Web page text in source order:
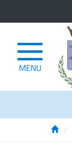
MENU